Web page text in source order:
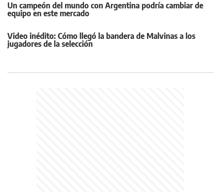
Un campeón del mundo con Argentina podría cambiar de
equipo en este mercado
Video inédito: Cómo llegó la bandera de Malvinas a los
jugadores de la selección